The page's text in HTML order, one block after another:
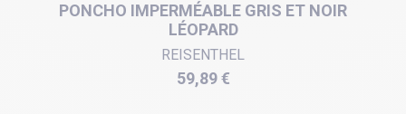
PONCHO IMPERMÉABLE GRIS ET NOIR
LÉOPARD
REISENTHEL
Prix
59,89 €